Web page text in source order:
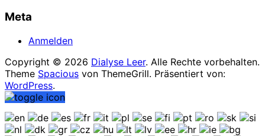
Meta
Anmelden
Copyright © 2026 Dialyse Leer. Alle Rechte vorbehalten.
Theme Spacious von ThemeGrill. Präsentiert von:
WordPress.